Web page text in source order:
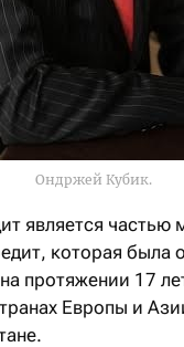
Ондржей Кубик.
является частью
которая была
протяжении 17
Европы и